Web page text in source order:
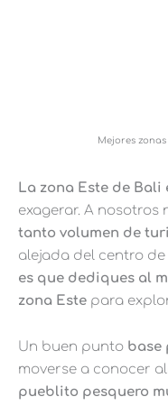
Mejores
La zona Este de
exagerar. A
tanto volumen de
alejada del centro de
es que dediques al
zona Este para
Un buen punto base
moverse a conocer
pueblito pesquero